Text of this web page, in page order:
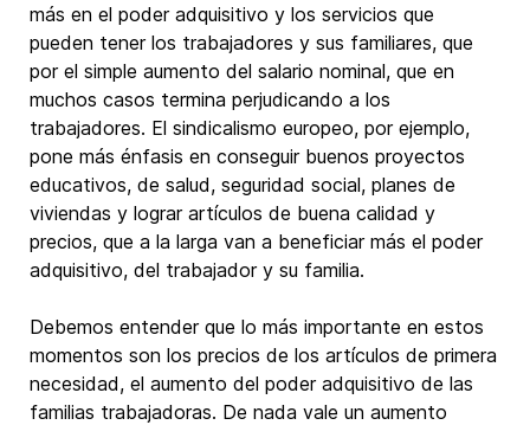
más en el poder adquisitivo y los servicios que
pueden tener los trabajadores y sus familiares, que
por el simple aumento del salario nominal, que en
muchos casos termina perjudicando a los
trabajadores. El sindicalismo europeo, por ejemplo,
pone más énfasis en conseguir buenos proyectos
educativos, de salud, seguridad social, planes de
viviendas y lograr artículos de buena calidad y
precios, que a la larga van a beneficiar más el poder
adquisitivo, del trabajador y su familia.
Debemos entender que lo más importante en estos
momentos son los precios de los artículos de primera
necesidad, el aumento del poder adquisitivo de las
familias trabajadoras. De nada vale un aumento